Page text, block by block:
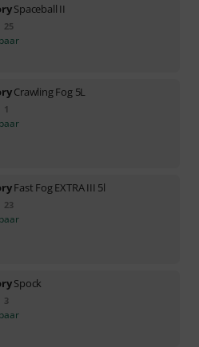
Spaceball II
25
Crawling Fog 5L
1
Fast Fog EXTRA III 5l
23
Spock
3